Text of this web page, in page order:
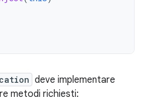
deve implementare
metodi richiesti: